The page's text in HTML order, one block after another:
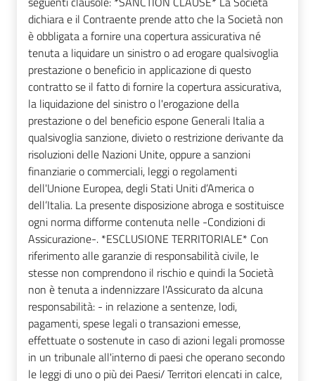
dichiara e il Contraente prende atto che la Società non
è obbligata a fornire una copertura assicurativa né
tenuta a liquidare un sinistro o ad erogare qualsivoglia
prestazione o beneficio in applicazione di questo
contratto se il fatto di fornire la copertura assicurativa,
la liquidazione del sinistro o l'erogazione della
prestazione o del beneficio espone Generali Italia a
qualsivoglia sanzione, divieto o restrizione derivante da
risoluzioni delle Nazioni Unite, oppure a sanzioni
finanziarie o commerciali, leggi o regolamenti
dell'Unione Europea, degli Stati Uniti d’America o
dell’Italia. La presente disposizione abroga e sostituisce
ogni norma difforme contenuta nelle -Condizioni di
Assicurazione-. *ESCLUSIONE TERRITORIALE* Con
riferimento alle garanzie di responsabilità civile, le
stesse non comprendono il rischio e quindi la Società
non è tenuta a indennizzare l'Assicurato da alcuna
responsabilità: - in relazione a sentenze, lodi,
pagamenti, spese legali o transazioni emesse,
effettuate o sostenute in caso di azioni legali promosse
in un tribunale all'interno di paesi che operano secondo
le leggi di uno o più dei Paesi/ Territori elencati in calce,